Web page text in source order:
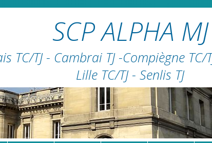
SCP ALPHA MJ
TC/TJ - Cambrai TJ -Compiègne TC/
Lille TC/TJ - Senlis TJ